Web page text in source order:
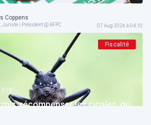
Coppens
| Président @ AFPC 07 Aug 2026 à 04:10
Fiscalité
F.F.F.
récompenser les cigales, ou